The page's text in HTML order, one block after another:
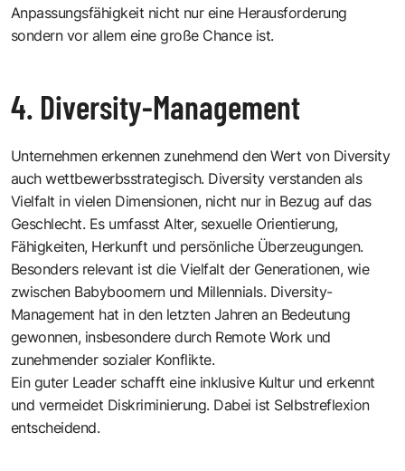
Anpassungsfähigkeit nicht nur eine Herausforderung
sondern vor allem eine große Chance ist.
4. Diversity-Management
Unternehmen erkennen zunehmend den Wert von Diversity
auch wettbewerbsstrategisch. Diversity verstanden als
Vielfalt in vielen Dimensionen, nicht nur in Bezug auf das
Geschlecht. Es umfasst Alter, sexuelle Orientierung,
Fähigkeiten, Herkunft und persönliche Überzeugungen.
Besonders relevant ist die Vielfalt der Generationen, wie
zwischen Babyboomern und Millennials. Diversity-
Management hat in den letzten Jahren an Bedeutung
gewonnen, insbesondere durch Remote Work und
zunehmender sozialer Konflikte.
Ein guter Leader schafft eine inklusive Kultur und erkennt
und vermeidet Diskriminierung. Dabei ist Selbstreflexion
entscheidend.